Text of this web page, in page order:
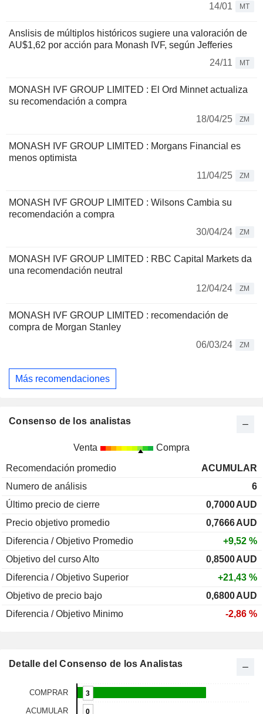
14/01 MT
Anslisis de múltiplos históricos sugiere una valoración de
AU$1,62 por acción para Monash IVF, según Jefferies
24/11
MT
MONASH IVF GROUP LIMITED : El Ord Minnet actualiza
su recomendación a compra
18/04/25
ZM
MONASH IVF GROUP LIMITED : Morgans Financial es
menos optimista
11/04/25
ZM
MONASH IVF GROUP LIMITED : Wilsons Cambia su
recomendación a compra
30/04/24
ZM
MONASH IVF GROUP LIMITED : RBC Capital Markets da
una recomendación neutral
12/04/24
ZM
MONASH IVF GROUP LIMITED : recomendación de
compra de Morgan Stanley
06/03/24
ZM
Más recomendaciones
Consenso de los analistas
Venta Compra
Recomendación promedio
ACUMULAR
Numero de análisis
6
Último precio de cierre
0,7000AUD
Precio objetivo promedio
0,7666AUD
Diferencia / Objetivo Promedio
+9,52 %
Objetivo del curso Alto
0,8500AUD
Diferencia / Objetivo Superior
+21,43 %
Objetivo de precio bajo
0,6800AUD
Diferencia / Objetivo Minimo
-2,86 %
Detalle del Consenso de los Analistas